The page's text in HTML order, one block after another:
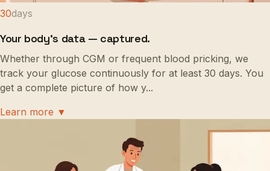
30days
Your body's data — captured.
Whether through CGM or frequent blood pricking, we
track your glucose continuously for at least 30 days. You
get a complete picture of how y...
Learn more ▼